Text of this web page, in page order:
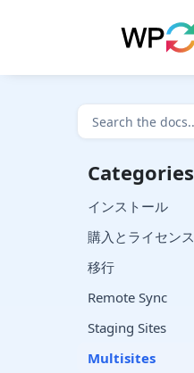
Categories
インストール
購入とライセンス
移行
Remote Sync
Staging Sites
Multisites